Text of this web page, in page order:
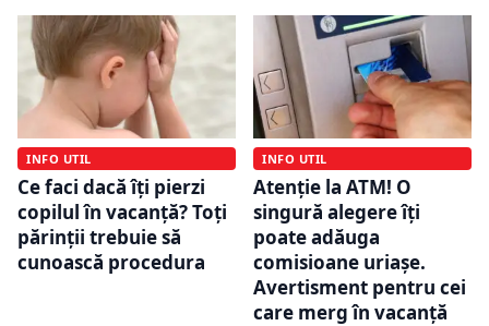
INFO UTIL
Ce faci dacă îți pierzi
copilul în vacanță? Toți
părinții trebuie să
cunoască procedura
INFO UTIL
Atenție la ATM! O
singură alegere îți
poate adăuga
comisioane uriașe.
Avertisment pentru cei
care merg în vacanță